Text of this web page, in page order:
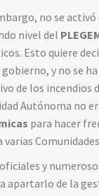
no se
nivel del
Esto quiere
y no se
de los incendios
Autónoma no
para hacer
y
apartarlo de la